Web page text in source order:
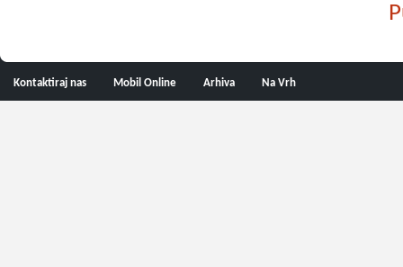
Kontaktiraj nas Mobil Online Arhiva Na Vrh